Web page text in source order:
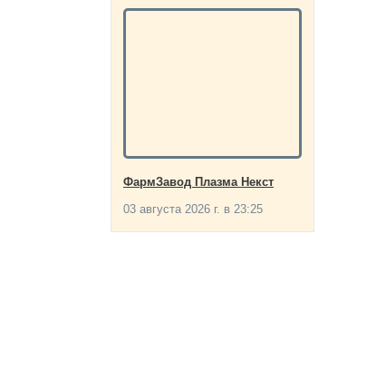
ФармЗавод Плазма Некст
03 августа 2026 г. в 23:25